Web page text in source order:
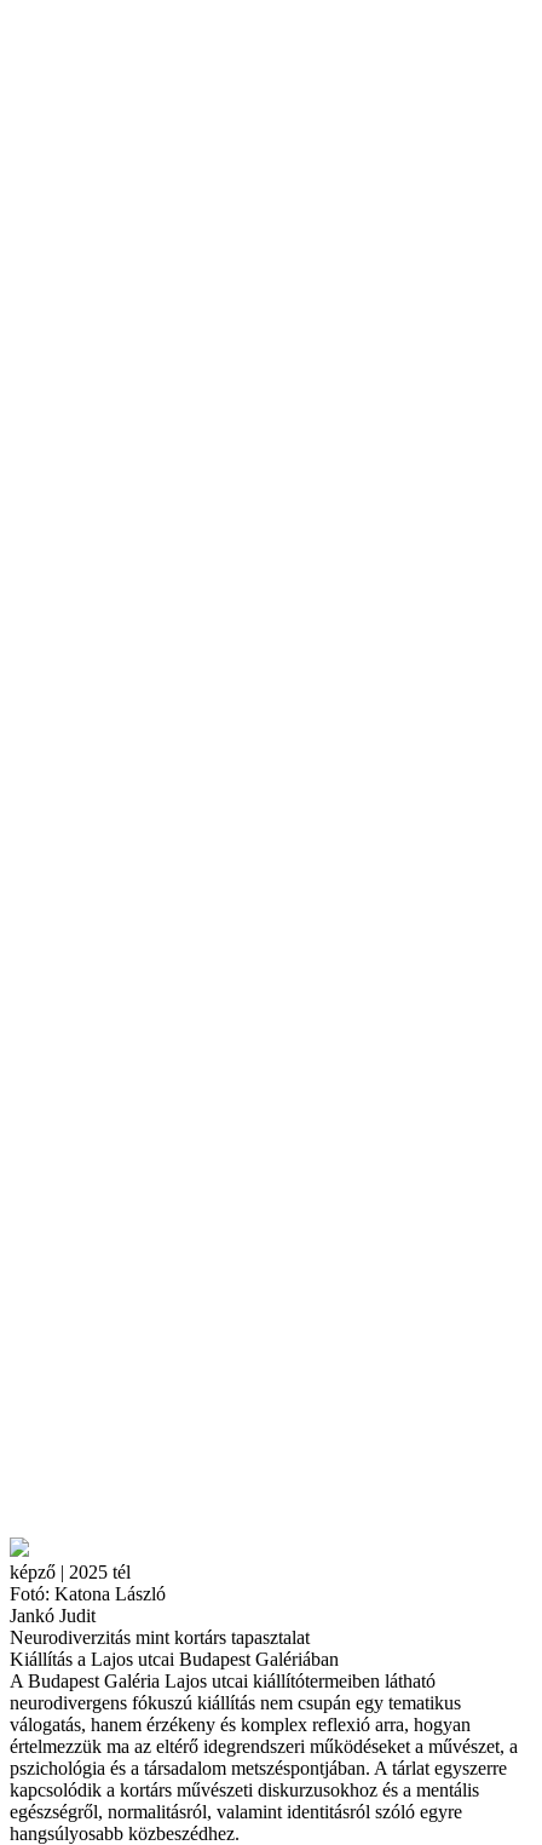
képző | 2025 tél
Fotó: Katona László
Jankó Judit
Neurodiverzitás mint kortárs tapasztalat
Kiállítás a Lajos utcai Budapest Galériában
A Budapest Galéria Lajos utcai kiállítótermeiben látható
neurodivergens fókuszú kiállítás nem csupán egy tematikus
válogatás, hanem érzékeny és komplex reflexió arra, hogyan
értelmezzük ma az eltérő idegrendszeri működéseket a művészet, a
pszichológia és a társadalom metszéspontjában. A tárlat egyszerre
kapcsolódik a kortárs művészeti diskurzusokhoz és a mentális
egészségről, normalitásról, valamint identitásról szóló egyre
hangsúlyosabb közbeszédhez.